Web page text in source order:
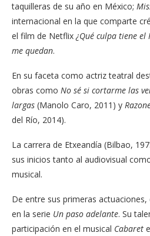
taquilleras de su año en México;
internacional en la que comparte
el film de Netflix ¿Qué culpa tiene el
me quedan.
En su faceta como actriz teatral
obras como No sé si cortarme las
largas (Manolo Caro, 2011) y
del Río, 2014).
La carrera de Etxeandía (Bilbao,
sus inicios tanto al audiovisual
musical.
De entre sus primeras
en la serie Un paso adelante. Su
participación en el musical Cabaret